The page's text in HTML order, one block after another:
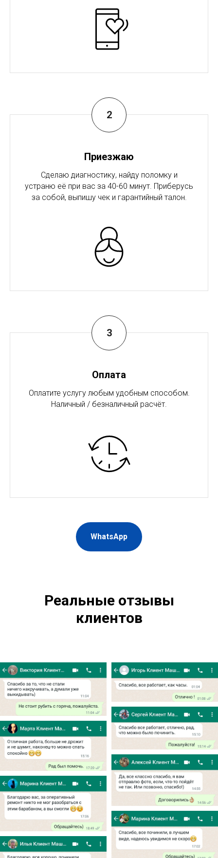
Приезжаю
Сделаю диагностику, найду поломку и
устраню её при вас за 40-60 минут. Приберусь
за собой, выпишу чек и гарантийный талон.
Оплата
Оплатите услугу любым удобным способом.
Наличный / безналичный расчёт.
WhatsApp
Реальные отзывы
клиентов